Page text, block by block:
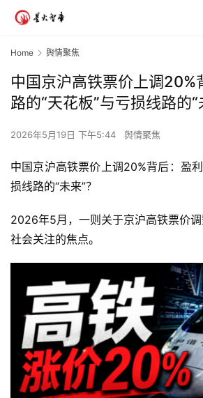
Home 舆情聚焦
中国京沪高铁票价上调20%
路的“天花板”与亏损线路的“
2026年5月19日 下午5:44 舆情聚焦
中国京沪高铁票价上调20%背后：盈
损线路的“未来”？
2026年5月，一则关于京沪高铁票价
社会关注的焦点。